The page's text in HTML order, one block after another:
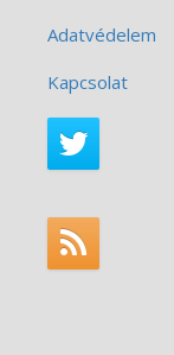
Adatvédelem
Kapcsolat